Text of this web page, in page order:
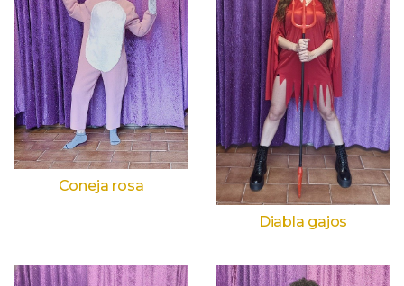
Coneja rosa
Diabla gajos